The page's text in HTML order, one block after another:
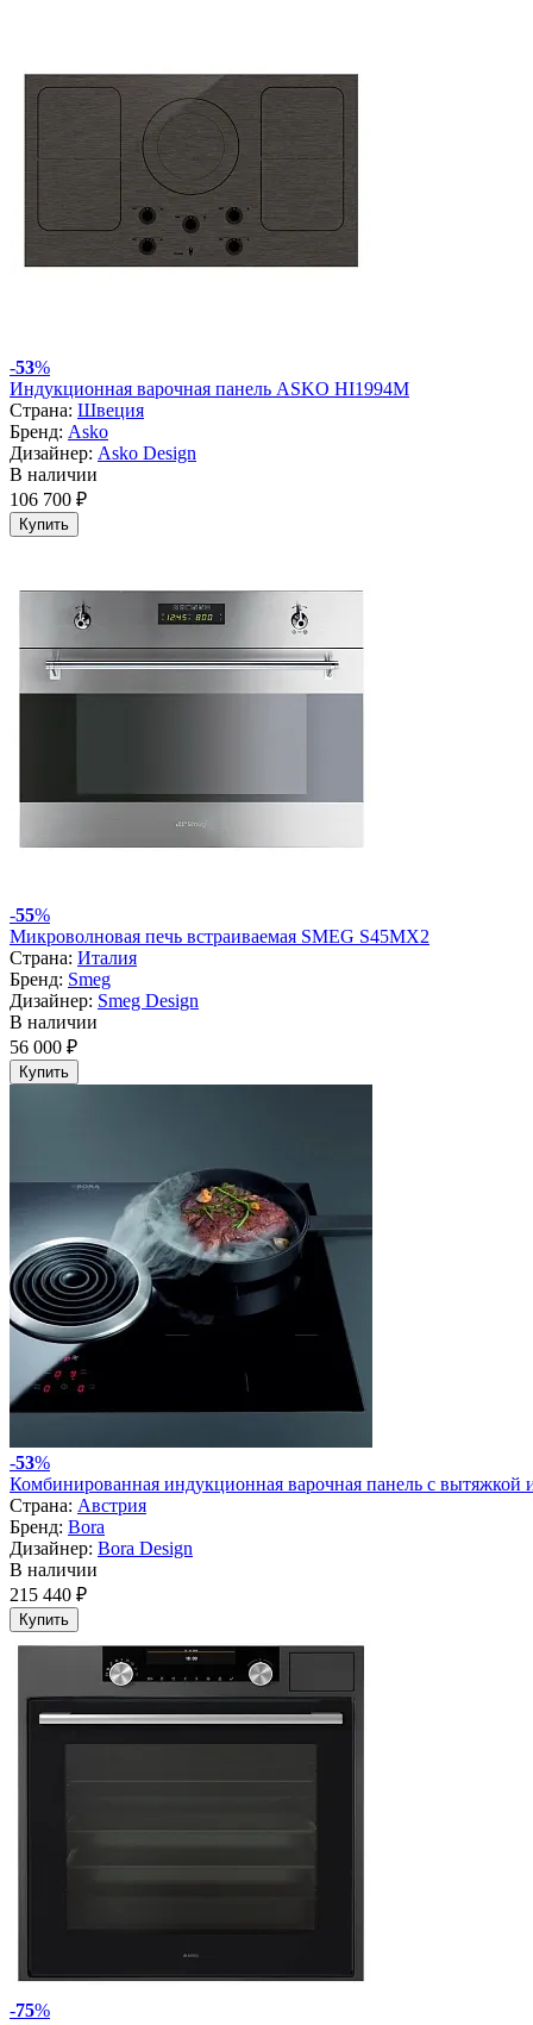
-53%
Индукционная варочная панель ASKO HI1994M
Страна: Швеция
Бренд: Asko
Дизайнер: Asko Design
В наличии
106 700 ₽
Купить
-55%
Микроволновая печь встраиваемая SMEG S45MX2
Страна: Италия
Бренд: Smeg
Дизайнер: Smeg Design
В наличии
56 000 ₽
Купить
-53%
Комбинированная индукционная варочная панель с
Страна: Австрия
Бренд: Bora
Дизайнер: Bora Design
В наличии
215 440 ₽
Купить
-75%